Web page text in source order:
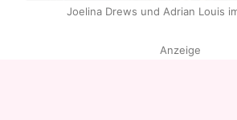
Joelina Drews und Adrian Louis
Anzeige